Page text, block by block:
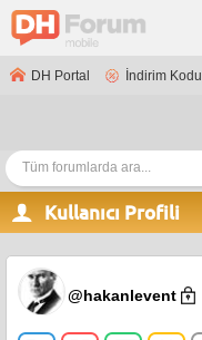
DH Portal İndirim Kodu
Kullanıcı Profili
@hakanlevent